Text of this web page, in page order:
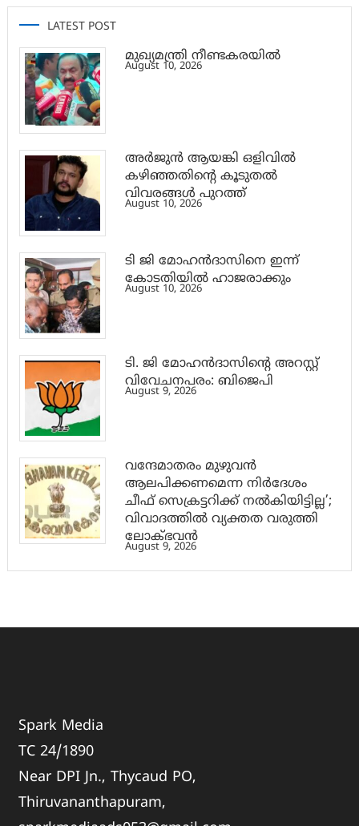
LATEST POST
മുഖ്യമന്ത്രി നീണ്ടകരയിൽ
August 10, 2026
അര്‍ജുന്‍ ആയങ്കി ഒളിവില്‍
കഴിഞ്ഞതിന്റെ കൂടുതല്‍
വിവരങ്ങള്‍ പുറത്ത്
August 10, 2026
ടി ജി മോഹൻദാസിനെ ഇന്ന്
കോടതിയിൽ ഹാജരാക്കും
August 10, 2026
ടി. ജി മോഹന്‍ദാസിന്റെ അറസ്റ്റ്
വിവേചനപരം: ബിജെപി
August 9, 2026
വന്ദേമാതരം മുഴുവൻ
ആലപിക്കണമെന്ന നിർദേശം
ചീഫ് സെക്രട്ടറിക്ക് നൽകിയിട്ടില്ല’;
വിവാദത്തിൽ വ്യക്തത വരുത്തി
ലോക്ഭവൻ
August 9, 2026
Spark Media
TC 24/1890
Near DPI Jn., Thycaud PO,
Thiruvananthapuram,